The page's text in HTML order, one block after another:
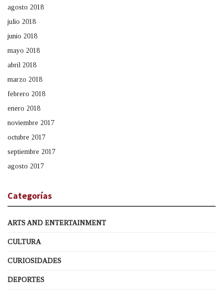
agosto 2018
julio 2018
junio 2018
mayo 2018
abril 2018
marzo 2018
febrero 2018
enero 2018
noviembre 2017
octubre 2017
septiembre 2017
agosto 2017
Categorías
ARTS AND ENTERTAINMENT
CULTURA
CURIOSIDADES
DEPORTES